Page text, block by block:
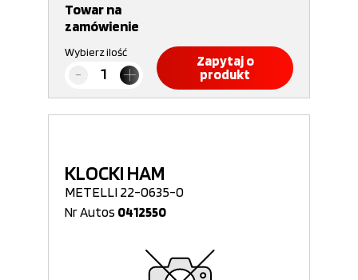
Towar na
zamówienie
Wybierz ilość
Zapytaj o
produkt
KLOCKI HAM
METELLI 22-0635-0
Nr Autos 0412550